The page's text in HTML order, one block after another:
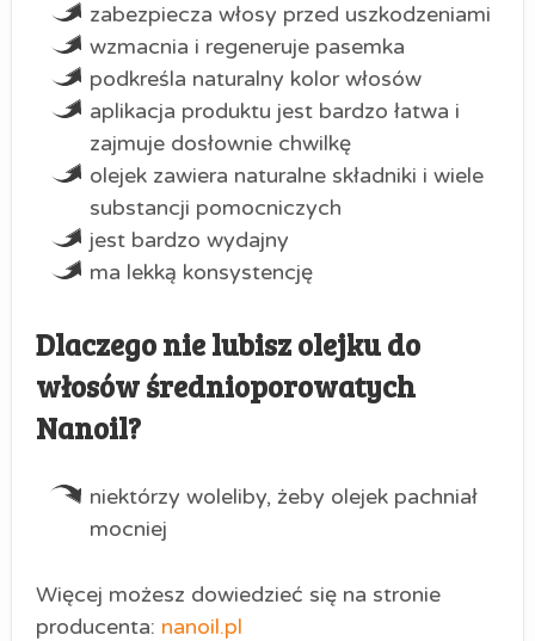
zabezpiecza włosy przed uszkodzeniami
wzmacnia i regeneruje pasemka
podkreśla naturalny kolor włosów
aplikacja produktu jest bardzo łatwa i
zajmuje dosłownie chwilkę
olejek zawiera naturalne składniki i wiele
substancji pomocniczych
jest bardzo wydajny
ma lekką konsystencję
Dlaczego nie lubisz olejku do
włosów średnioporowatych
Nanoil?
niektórzy woleliby, żeby olejek pachniał
mocniej
Więcej możesz dowiedzieć się na stronie
producenta: nanoil.pl